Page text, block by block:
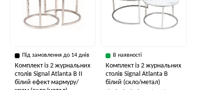
Під замовлення до 14 днів
Комплект із 2 журнальних
столів Signal Atlanta B II
білий ефект мармуру/
В наявності
Комплект із 2 журнальних
столів Signal Atlanta B
білий (скло/метал)